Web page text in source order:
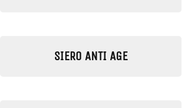
SIERO ANTI AGE